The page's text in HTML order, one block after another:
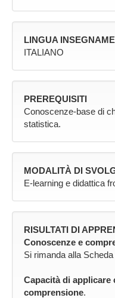
LINGUA
ITALIANO
PREREQUISITI
Conoscenze-base di
statistica.
MODALITÀ DI
E-learning e didattica
RISULTATI DI
Conoscenze e
Si rimanda alla
Capacità di applicare
comprensione.